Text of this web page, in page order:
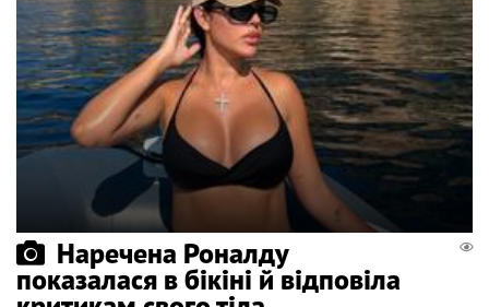
Наречена Роналду
показалася в бікіні й відповіла